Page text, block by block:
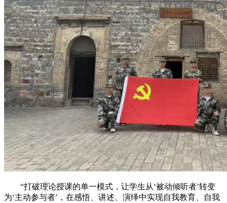
“打破理论授课的单一模式，让学生从‘被动倾听者’转变
为‘主动参与者’，在感悟、讲述、演绎中实现自我教育、自我